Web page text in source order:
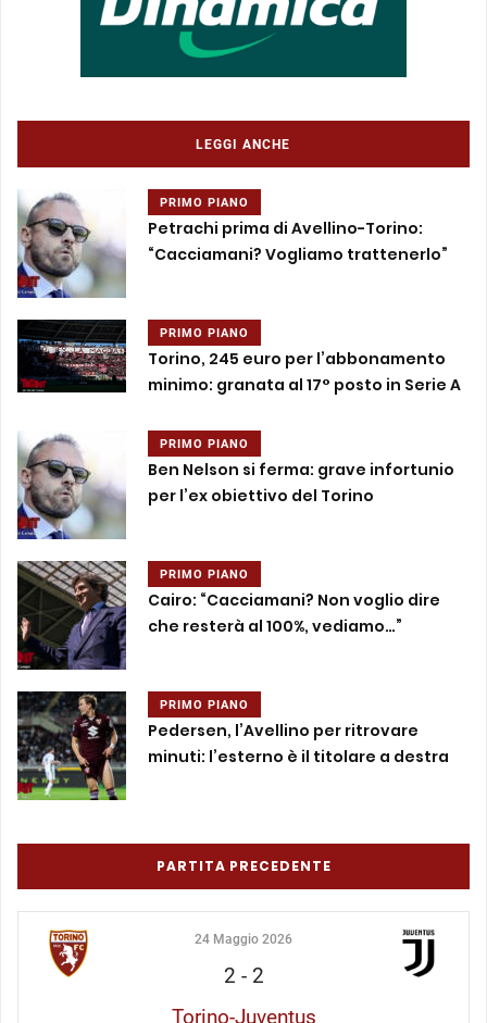
LEGGI ANCHE
PRIMO PIANO
Petrachi prima di Avellino-Torino:
“Cacciamani? Vogliamo trattenerlo”
PRIMO PIANO
Torino, 245 euro per l’abbonamento
minimo: granata al 17° posto in Serie A
PRIMO PIANO
Ben Nelson si ferma: grave infortunio
per l’ex obiettivo del Torino
PRIMO PIANO
Cairo: “Cacciamani? Non voglio dire
che resterà al 100%, vediamo…”
PRIMO PIANO
Pedersen, l’Avellino per ritrovare
minuti: l’esterno è il titolare a destra
PARTITA PRECEDENTE
24 Maggio 2026
2 - 2
Torino-Juventus